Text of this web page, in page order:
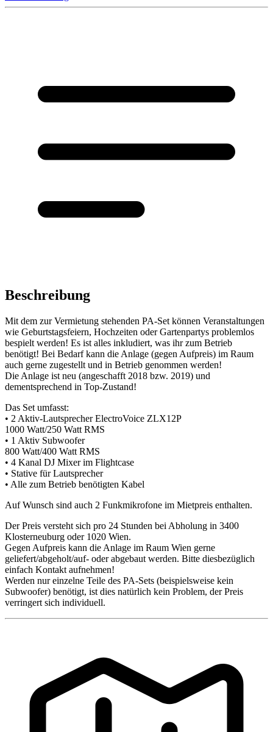
Beschreibung
Mit dem zur Vermietung stehenden PA-Set können Veranstaltungen
wie Geburtstagsfeiern, Hochzeiten oder Gartenpartys problemlos
bespielt werden! Es ist alles inkludiert, was ihr zum Betrieb
benötigt! Bei Bedarf kann die Anlage (gegen Aufpreis) im Raum
auch gerne zugestellt und in Betrieb genommen werden!
Die Anlage ist neu (angeschafft 2018 bzw. 2019) und
dementsprechend in Top-Zustand!
Das Set umfasst:
• 2 Aktiv-Lautsprecher ElectroVoice ZLX12P
1000 Watt/250 Watt RMS
• 1 Aktiv Subwoofer
800 Watt/400 Watt RMS
• 4 Kanal DJ Mixer im Flightcase
• Stative für Lautsprecher
• Alle zum Betrieb benötigten Kabel
Auf Wunsch sind auch 2 Funkmikrofone im Mietpreis enthalten.
Der Preis versteht sich pro 24 Stunden bei Abholung in 3400
Klosterneuburg oder 1020 Wien.
Gegen Aufpreis kann die Anlage im Raum Wien gerne
geliefert/abgeholt/auf- oder abgebaut werden. Bitte diesbezüglich
einfach Kontakt aufnehmen!
Werden nur einzelne Teile des PA-Sets (beispielsweise kein
Subwoofer) benötigt, ist dies natürlich kein Problem, der Preis
verringert sich individuell.